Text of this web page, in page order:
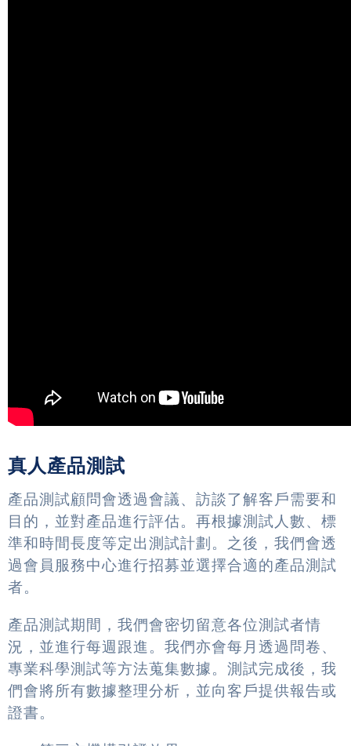
真人產品測試
產品測試顧問會透過會議、訪談了解客戶需要和
目的，並對產品進行評估。再根據測試人數、標
準和時間長度等定出測試計劃。之後，我們會透
過會員服務中心進行招募並選擇合適的產品測試
者。
產品測試期間，我們會密切留意各位測試者情
況，並進行每週跟進。我們亦會每月透過問卷、
專業科學測試等方法蒐集數據。測試完成後，我
們會將所有數據整理分析，並向客戶提供報告或
證書。